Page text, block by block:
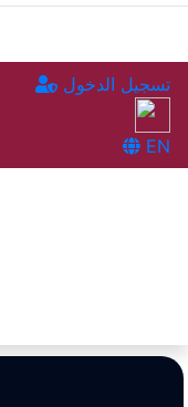
تسجيل الدخول
EN